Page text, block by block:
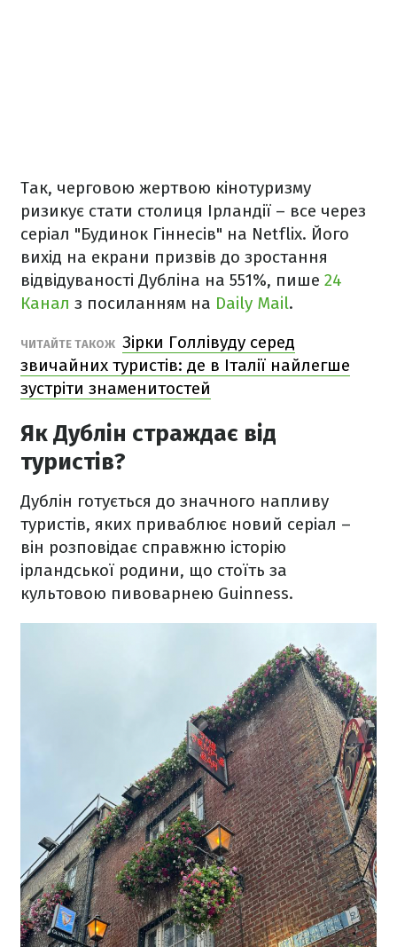
Так, черговою жертвою кінотуризму
ризикує стати столиця Ірландії – все через
серіал "Будинок Гіннесів" на Netflix. Його
вихід на екрани призвів до зростання
відвідуваності Дубліна на 551%, пише 24
Канал з посиланням на Daily Mail.
ЧИТАЙТЕ ТАКОЖ Зірки Голлівуду серед
звичайних туристів: де в Італії найлегше
зустріти знаменитостей
Як Дублін страждає від
туристів?
Дублін готується до значного напливу
туристів, яких приваблює новий серіал –
він розповідає справжню історію
ірландської родини, що стоїть за
культовою пивоварнею Guinness.